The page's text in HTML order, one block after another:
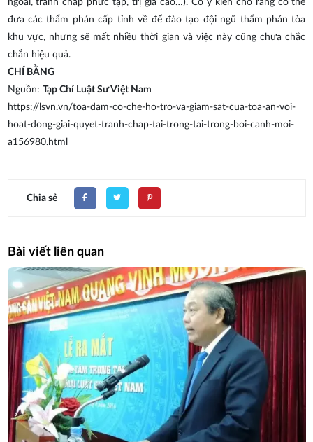
ngoài, tranh chấp phức tạp, trị giá cao…). Có ý kiến cho rằng có thể
đưa các thẩm phán cấp tỉnh về để đào tạo đội ngũ thẩm phán tòa
khu vực, nhưng sẽ mất nhiều thời gian và việc này cũng chưa chắc
chắn hiệu quả.
CHÍ BẰNG
Nguồn: Tạp Chí Luật Sư Việt Nam
https://lsvn.vn/toa-dam-co-che-ho-tro-va-giam-sat-cua-toa-an-voi-
hoat-dong-giai-quyet-tranh-chap-tai-trong-tai-trong-boi-canh-moi-
a156980.html
Chia sẻ
Bài viết liên quan